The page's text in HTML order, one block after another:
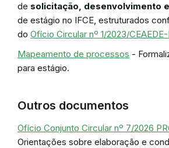
de solicitação, desenvolvimento
de estágio no IFCE, estruturados
do Ofício Circular nº 1/2023/CEAEDE-
Mapeamento de processos -
para estágio.
Outros documentos
Ofício Conjunto Circular nº 7/2026
Orientações sobre elaboração e